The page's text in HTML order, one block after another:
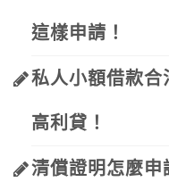
這樣申請！
私人小額借款合
高利貸！
清償證明怎麼申